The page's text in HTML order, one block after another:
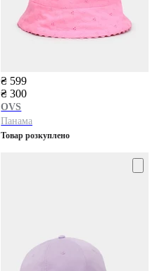
₴ 599
₴ 300
OVS
Панама
Товар розкуплено